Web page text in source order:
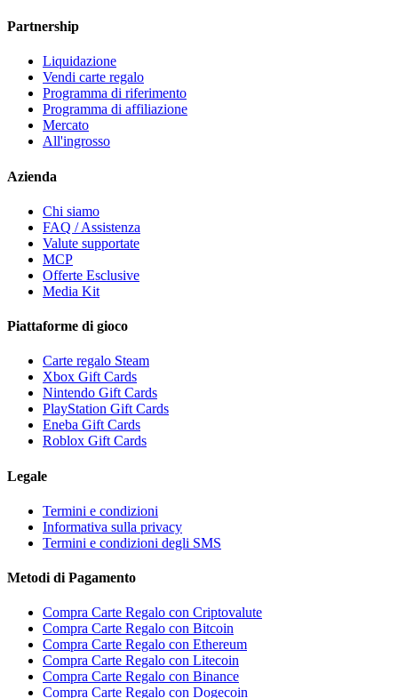
Partnership
Liquidazione
Vendi carte regalo
Programma di riferimento
Programma di affiliazione
Mercato
All'ingrosso
Azienda
Chi siamo
FAQ / Assistenza
Valute supportate
MCP
Offerte Esclusive
Media Kit
Piattaforme di gioco
Carte regalo Steam
Xbox Gift Cards
Nintendo Gift Cards
PlayStation Gift Cards
Eneba Gift Cards
Roblox Gift Cards
Legale
Termini e condizioni
Informativa sulla privacy
Termini e condizioni degli SMS
Metodi di Pagamento
Compra Carte Regalo con Criptovalute
Compra Carte Regalo con Bitcoin
Compra Carte Regalo con Ethereum
Compra Carte Regalo con Litecoin
Compra Carte Regalo con Binance
Compra Carte Regalo con Dogecoin